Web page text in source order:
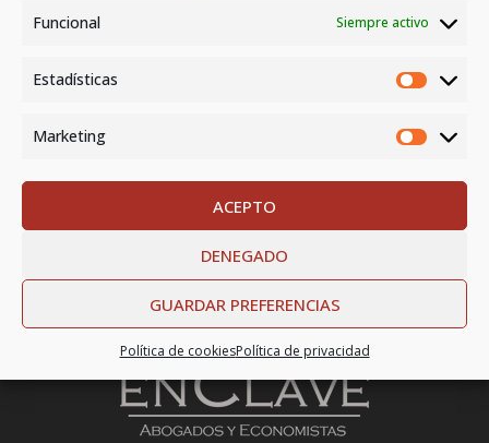
Funcional Siempre activo
Estadísticas
Marketing
ACEPTO
DENEGADO
GUARDAR PREFERENCIAS
Política de cookiesPolítica de privacidad